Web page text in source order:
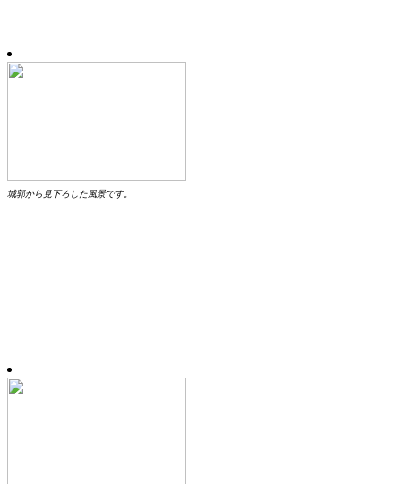
城郭から見下ろした風景です。